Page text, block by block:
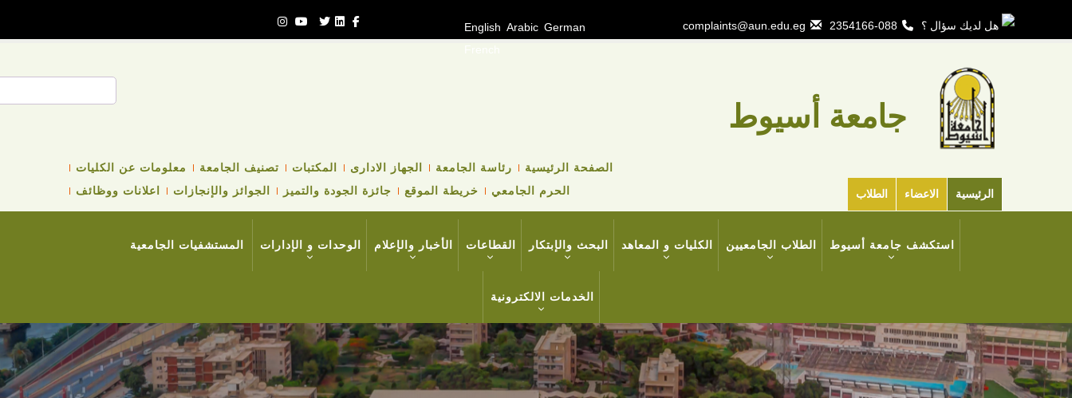
المحتوى
هل لديك سؤال ؟ 088-2354166
complaints@aun.edu.eg
English Arabic German
جامعة أسيوط
الرئيسية الاعضاء الطلاب
NAVIGATION
MENU
الصفحة الرئيسية رئاسة الجامعة الجهاز الادارى المكتبات تصنيف الجامعة
معلومات عن الكليات
الحرم الجامعي
خريطة الموقع جائزة الجودة والتميز الجوائز والإنجازات اعلانات ووظائف
NAVIGATION
استكشف جامعة أسيوط الطلاب الجامعيين الكليات و المعاهد البحث والإبتكار القطاعات الأخبار والإعلام الوحدات و الإدارات المستشفيات الجامعية
الخدمات الالكترونية